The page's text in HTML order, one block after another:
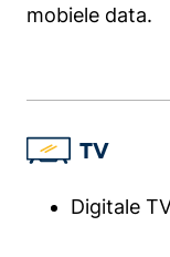
mobiele data.
TV
Digitale